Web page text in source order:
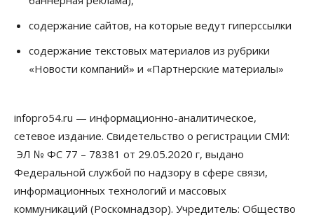
07 Августа 2026, 14:35
07 Августа 2026, 14:00
07 Августа 2026, 13:55
Авто Общество
Треть автовладельцев в Новосибирской области
«поставили машины на прикол»
07 Августа 2026, 13:00
содержание сайтов, на которые ведут гиперссылки
содержание текстовых материалов из рубрики
«Новости компаний» и «Партнерские материалы»
infopro54.ru — информационно-аналитическое,
сетевое издание. Свидетельство о регистрации СМИ:
ЭЛ № ФС 77 – 78381 от 29.05.2020 г, выдано
Федеральной службой по надзору в сфере связи,
информационных технологий и массовых
коммуникаций (Роскомнадзор). Учредитель: Общество